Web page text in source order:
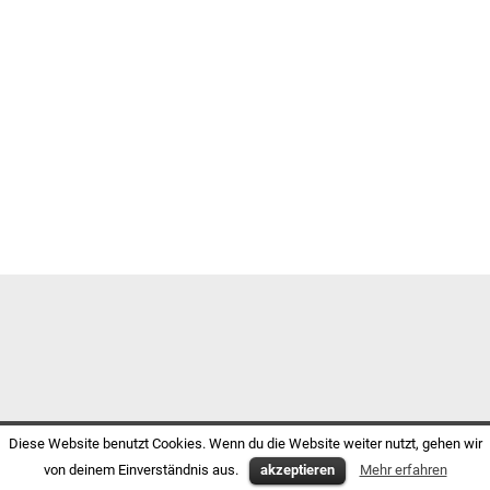
Diese Website benutzt Cookies. Wenn du die Website weiter nutzt, gehen wir
von deinem Einverständnis aus.
akzeptieren Mehr erfahren